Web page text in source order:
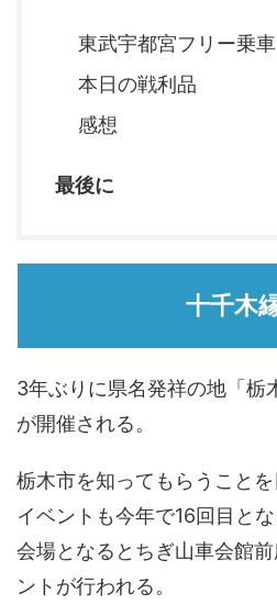
東武宇都宮フリー乗
本日の戦利品
感想
最後に
十千木
3年ぶりに県名発祥の地「栃
が開催される。
栃木市を知ってもらうこと
イベントも今年で16回目とな
会場となるとちぎ山車会館
ントが行われる。